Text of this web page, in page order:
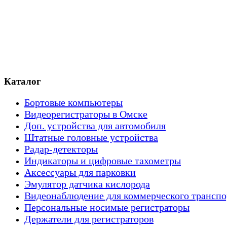
Каталог
Бортовые компьютеры
Видеорегистраторы в Омске
Доп. устройства для автомобиля
Штатные головные устройства
Радар-детекторы
Индикаторы и цифровые тахометры
Аксессуары для парковки
Эмулятор датчика кислорода
Видеонаблюдение для коммерческого
Персональные носимые регистраторы
Держатели для регистраторов